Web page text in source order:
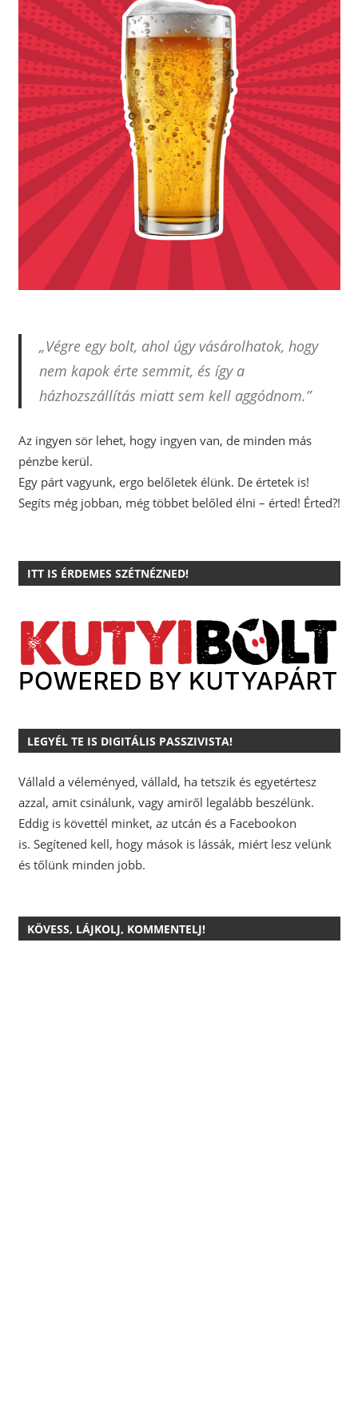
„Végre egy bolt, ahol úgy vásárolhatok, hogy
nem kapok érte semmit, és így a
házhozszállítás miatt sem kell aggódnom.”
Az ingyen sör lehet, hogy ingyen van, de minden más
pénzbe kerül.
Egy párt vagyunk, ergo belőletek élünk. De értetek is!
Segíts még jobban, még többet belőled élni – érted! Érted?!
ITT IS ÉRDEMES SZÉTNÉZNED!
LEGYÉL TE IS DIGITÁLIS PASSZIVISTA!
Vállald a véleményed, vállald, ha tetszik és egyetértesz
azzal, amit csinálunk, vagy amiről legalább beszélünk.
Eddig is követtél minket, az utcán és a Facebookon
is. Segítened kell, hogy mások is lássák, miért lesz velünk
és tőlünk minden jobb.
KÖVESS, LÁJKOLJ, KOMMENTELJ!